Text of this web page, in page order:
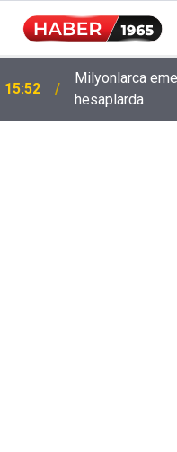
15:52
Milyonlarca
hesaplarda